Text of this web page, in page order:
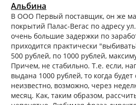
Альбина
В ООО Первый поставщик, он же
покрытий Палас-Вегас по адресу
очень большие задержки по
приходится практически
500 рублей, по 1000 рублей,
Причем, не стабильно. Т.е. если,
выдана 1000 рублей, то когда
неизвестно, возможно, через
месяц. Как, таким образом,